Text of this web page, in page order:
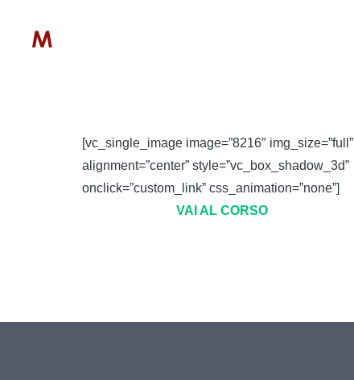
[vc_single_image image=”8216″ img_size=”full”
alignment=”center” style=”vc_box_shadow_3d”
onclick=”custom_link” css_animation=”none”]
VAI AL CORSO